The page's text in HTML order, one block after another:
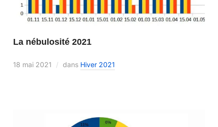
La nébulosité 2021
18 mai 2021 dans Hiver 2021